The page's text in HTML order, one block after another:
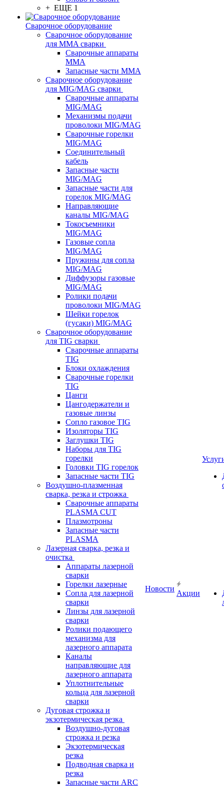
+ ЕЩЕ 1
Сварочное оборудование
Сварочное оборудование
для MMA сварки
Сварочные аппараты
MMA
Запасные части MMA
Сварочное оборудование
для MIG/MAG сварки
Сварочные аппараты
MIG/MAG
Механизмы подачи
проволоки MIG/MAG
Сварочные горелки
MIG/MAG
Соединительный
кабель
Запасные части
MIG/MAG
Запасные части для
горелок MIG/MAG
Направляющие
каналы MIG/MAG
Токосъемники
MIG/MAG
Газовые сопла
MIG/MAG
Пружины для сопла
MIG/MAG
Диффузоры газовые
MIG/MAG
Ролики подачи
проволоки MIG/MAG
Шейки горелок
(гусаки) MIG/MAG
Сварочное оборудование
для TIG сварки
Сварочные аппараты
TIG
Блоки охлаждения
Сварочные горелки
TIG
Цанги
Цангодержатели и
газовые линзы
Сопло газовое TIG
Изоляторы TIG
Заглушки TIG
Наборы для TIG
горелки
Головки TIG горелок
Запасные части TIG
Воздушно-плазменная
сварка, резка и строжка
Сварочные аппараты
PLASMA CUT
Плазмотроны
Запасные части
PLASMA
Лазерная сварка, резка и
очистка
Аппараты лазерной
сварки
Горелки лазерные
Сопла для лазерной
сварки
Линзы для лазерной
сварки
Ролики подающего
механизма для
лазерного аппарата
Каналы
направляющие для
лазерного аппарата
Уплотнительные
кольца для лазерной
сварки
Дуговая строжка и
экзотермическая резка
Воздушно-дуговая
строжка и резка
Экзотермическая
резка
Подводная сварка и
резка
Запасные части ARC
Новости
Акции